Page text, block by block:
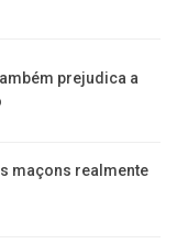
prejudica a
maçons realmente